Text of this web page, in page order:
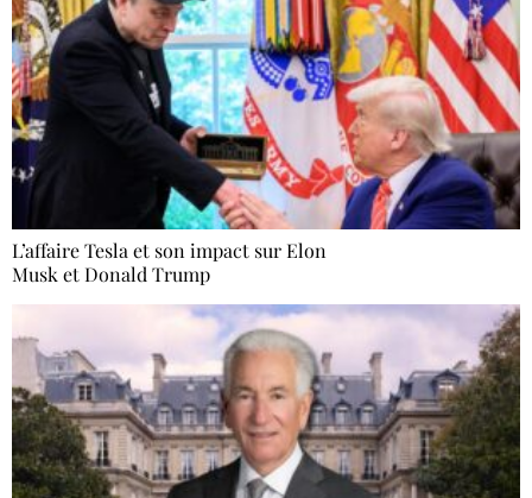
L’affaire Tesla et son impact sur Elon
Musk et Donald Trump